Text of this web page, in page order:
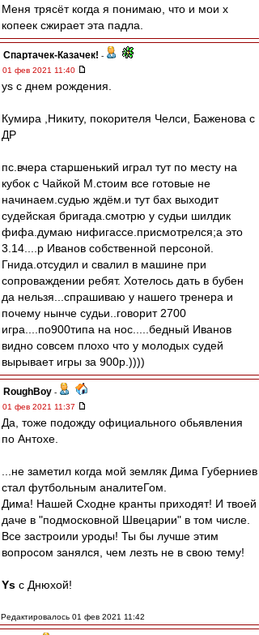
Меня трясёт когда я понимаю, что и мои х
копеек сжирает эта падла.
Спартачек-Казачек! -
01 фев 2021 11:40
ys с днем рождения.
Кумира ,Никиту, покорителя Челси, Баженова с
ДР
пс.вчера старшенький играл тут по месту на
кубок с Чайкой М.стоим все готовые не
начинаем.судью ждём.и тут бах выходит
судейская бригада.смотрю у судьи шилдик
фифа.думаю нифигассе.присмотрелся;а это
3.14....р Иванов собственной персоной.
Гнида.отсудил и свалил в машине при
сопроваждении ребят. Хотелось дать в бубен
да нельзя...спрашиваю у нашего тренера и
почему нынче судьи..говорит 2700
игра....по900типа на нос.....бедный Иванов
видно совсем плохо что у молодых судей
вырывает игры за 900р.))))
RoughBoy -
01 фев 2021 11:37
Да, тоже подожду официального обьявления
по Антохе.
...не заметил когда мой земляк Дима Губерниев
стал футбольным аналитеГом.
Дима! Нашей Сходне кранты приходят! И твоей
даче в "подмосковной Швецарии" в том числе.
Все застроили уроды! Ты бы лучше этим
вопросом занялся, чем лезть не в свою тему!
Ys с Днюхой!
Редактировалось 01 фев 2021 11:42